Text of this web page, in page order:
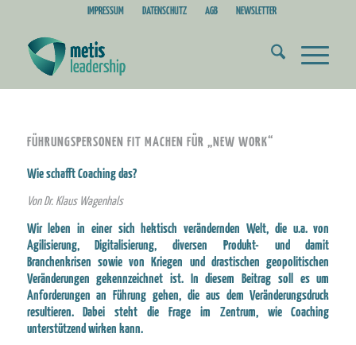
IMPRESSUM DATENSCHUTZ AGB NEWSLETTER
FÜHRUNGSPERSONEN FIT MACHEN FÜR „NEW WORK“
Wie schafft Coaching das?
Von Dr. Klaus Wagenhals
Wir leben in einer sich hektisch verändernden Welt, die u.a. von
Agilisierung, Digitalisierung, diversen Produkt- und damit
Branchenkrisen sowie von Kriegen und drastischen geopolitischen
Veränderungen gekennzeichnet ist. In diesem Beitrag soll es um
Anforderungen an Führung gehen, die aus dem Veränderungsdruck
resultieren. Dabei steht die Frage im Zentrum, wie Coaching
unterstützend wirken kann.